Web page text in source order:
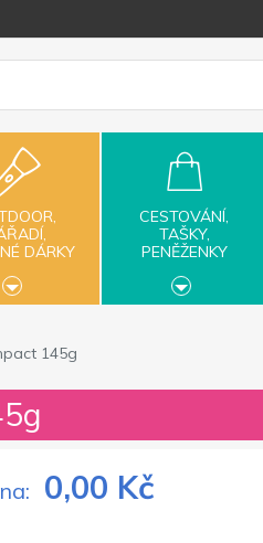
DÁRKY
CESTOVÁNÍ,
TAŠKY,
PENĚŽENKY
145g
0,00 Kč